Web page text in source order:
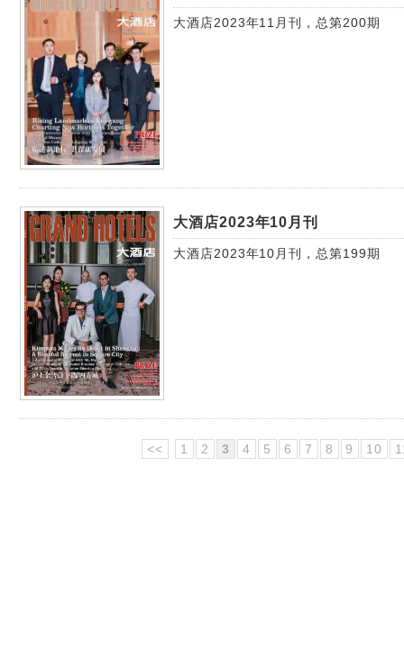
大酒店2023年11月刊，总第200期
大酒店2023年10月刊
大酒店2023年10月刊，总第199期
<< 1 2 3 4 5 6 7 8 9 10